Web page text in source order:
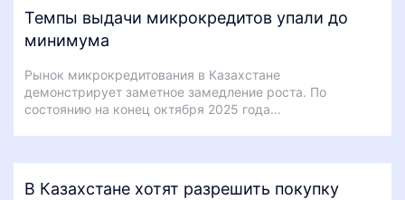
Темпы выдачи микрокредитов упали до
минимума
Рынок микрокредитования в Казахстане
демонстрирует заметное замедление роста. По
состоянию на конец октября 2025 года…
В Казахстане хотят разрешить покупку